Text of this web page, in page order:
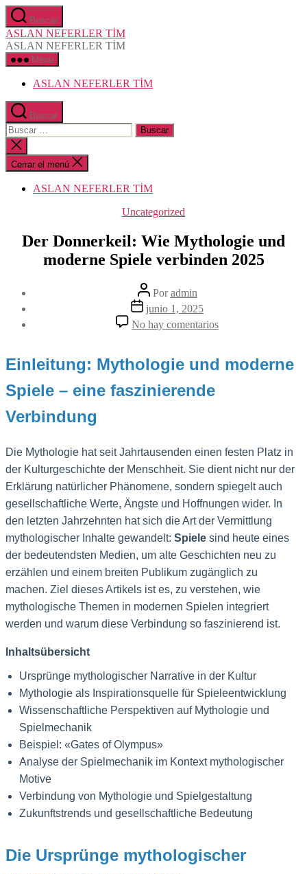
Saltar
al
contenido
Buscar
ASLAN NEFERLER TİM
ASLAN NEFERLER TİM
Menú
ASLAN NEFERLER TİM
Buscar
Buscar:
Cerrar
la
búsqueda
Cerrar el menú
ASLAN NEFERLER TİM
Categorías
Uncategorized
Der Donnerkeil: Wie Mythologie und
moderne Spiele verbinden 2025
Autor
de
la
entrada
Poradmin
Fecha
la
junio 1, 2025
No hay comentarios
Der
Wie
Mythologie
Einleitung: Mythologie und moderne
Spiele – eine faszinierende
Verbindung
Die Mythologie hat seit Jahrtausenden einen festen Platz in
der Kulturgeschichte der Menschheit. Sie dient nicht nur der
Erklärung natürlicher Phänomene, sondern spiegelt auch
gesellschaftliche Werte, Ängste und Hoffnungen wider. In
den letzten Jahrzehnten hat sich die Art der Vermittlung
mythologischer Inhalte gewandelt: Spiele sind heute eines
der bedeutendsten Medien, um alte Geschichten neu zu
erzählen und einem breiten Publikum zugänglich zu
machen. Ziel dieses Artikels ist es, zu verstehen, wie
mythologische Themen in modernen Spielen integriert
werden und warum diese Verbindung so faszinierend ist.
Inhaltsübersicht
Ursprünge mythologischer Narrative in der Kultur
Mythologie als Inspirationsquelle für Spieleentwicklung
Wissenschaftliche Perspektiven auf Mythologie und
Spielmechanik
Beispiel: «Gates of Olympus»
Analyse der Spielmechanik im Kontext mythologischer
Motive
Verbindung von Mythologie und Spielgestaltung
Zukunftstrends und gesellschaftliche Bedeutung
Die Ursprünge mythologischer